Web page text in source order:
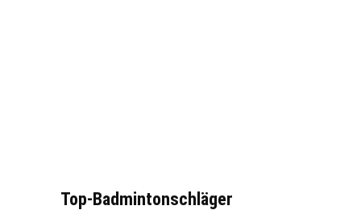
Top-Badmintonschläger